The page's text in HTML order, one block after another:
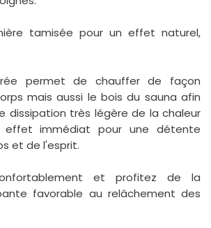
tamisée pour un effet naturel,
permet de chauffer de façon
mais aussi le bois du sauna afin
dissipation très légère de la chaleur
immédiat pour une détente
et de l'esprit.
et profitez de la
favorable au relâchement des